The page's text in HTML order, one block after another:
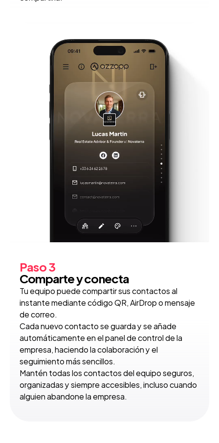
Paso 3
Comparte y conecta
Tu equipo puede compartir sus contactos al
instante mediante código QR, AirDrop o mensaje
de correo.
Cada nuevo contacto se guarda y se añade
automáticamente en el panel de control de la
empresa, haciendo la colaboración y el
seguimiento más sencillos.
Mantén todas los contactos del equipo seguros,
organizadas y siempre accesibles, incluso cuando
alguien abandone la empresa.